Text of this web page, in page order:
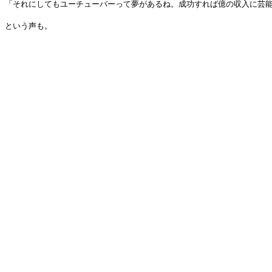
「それにしてもユーチューバーって夢があるね。成功すれば億の収入に芸
という声も。